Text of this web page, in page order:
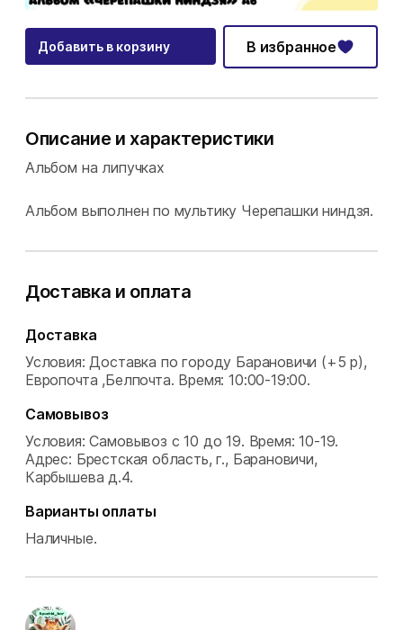
Добавить в корзину В избранное
Описание и характеристики
Альбом на липучках
Альбом выполнен по мультику Черепашки ниндзя.
Доставка и оплата
Доставка
Условия: Доставка по городу Барановичи (+5 р),
Европочта ,Белпочта. Время: 10:00-19:00.
Самовывоз
Условия: Самовывоз с 10 до 19. Время: 10-19.
Адрес: Брестская область, г., Барановичи,
Карбышева д.4.
Варианты оплаты
Наличные.